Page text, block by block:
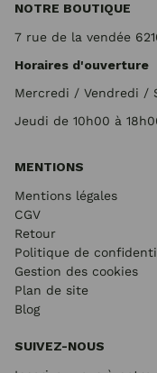
NOTRE BOUTIQUE
7 rue de la vendée
Horaires d'ouverture
Mercredi / Vendredi /
Jeudi de 10h00 à
MENTIONS
Mentions légales
CGV
Retour
Politique de
Gestion des cookies
Plan de site
Blog
SUIVEZ-NOUS